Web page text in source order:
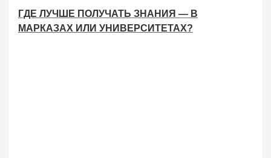
ГДЕ ЛУЧШЕ ПОЛУЧАТЬ ЗНАНИЯ — В
МАРКАЗАХ ИЛИ УНИВЕРСИТЕТАХ?